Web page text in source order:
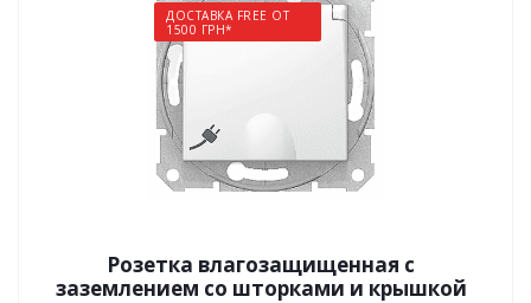
ДОСТАВКА FREE ОТ
1500 ГРН*
Розетка влагозащищенная с
заземлением со шторками и крышкой